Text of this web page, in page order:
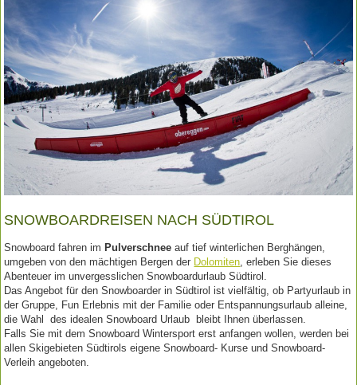
SNOWBOARDREISEN NACH SÜDTIROL
Snowboard fahren im Pulverschnee auf tief winterlichen Berghängen,
umgeben von den mächtigen Bergen der Dolomiten, erleben Sie dieses
Abenteuer im unvergesslichen Snowboardurlaub Südtirol.
Das Angebot für den Snowboarder in Südtirol ist vielfältig, ob Partyurlaub in
der Gruppe, Fun Erlebnis mit der Familie oder Entspannungsurlaub alleine,
die Wahl des idealen Snowboard Urlaub bleibt Ihnen überlassen.
Falls Sie mit dem Snowboard Wintersport erst anfangen wollen, werden bei
allen Skigebieten Südtirols eigene Snowboard- Kurse und Snowboard-
Verleih angeboten.